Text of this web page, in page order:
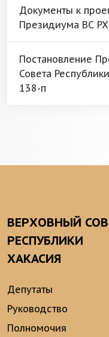
Документы к
Президиума ВС РХ
Постановление
Совета
138-п
ВЕРХОВНЫЙ
РЕСПУБЛИКИ
ХАКАСИЯ
Депутаты
Руководство
Полномочия